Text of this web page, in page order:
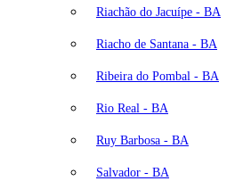
Riachão do Jacuípe - BA
Riacho de Santana - BA
Ribeira do Pombal - BA
Rio Real - BA
Ruy Barbosa - BA
Salvador - BA